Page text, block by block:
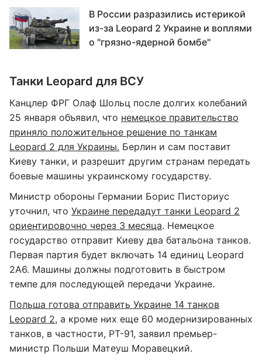
В России разразились истерикой
из-за Leopard 2 Украине и воплями
о "грязно-ядерной бомбе"
Танки Leopard для ВСУ
Канцлер ФРГ Олаф Шольц после долгих колебаний
25 января объявил, что немецкое правительство
приняло положительное решение по танкам
Leopard 2 для Украины. Берлин и сам поставит
Киеву танки, и разрешит другим странам передать
боевые машины украинскому государству.
Министр обороны Германии Борис Писториус
уточнил, что Украине передадут танки Leopard 2
ориентировочно через 3 месяца. Немецкое
государство отправит Киеву два батальона танков.
Первая партия будет включать 14 единиц Leopard
2A6. Машины должны подготовить в быстром
темпе для последующей передачи Украине.
Польша готова отправить Украине 14 танков
Leopard 2, а кроме них еще 60 модернизированных
танков, в частности, РТ-91, заявил премьер-
министр Польши Матеуш Моравецкий.